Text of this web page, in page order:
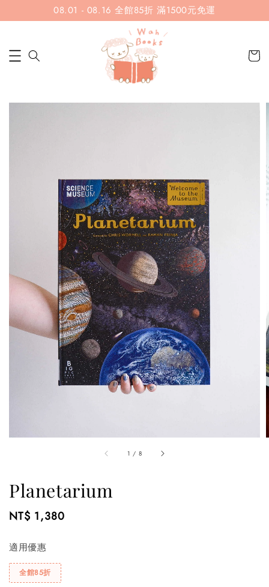
08.01 - 08.16 全館85折 滿1500元免運
1 / 8
Planetarium
Regular
NT$ 1,380
適用優惠
全館85折